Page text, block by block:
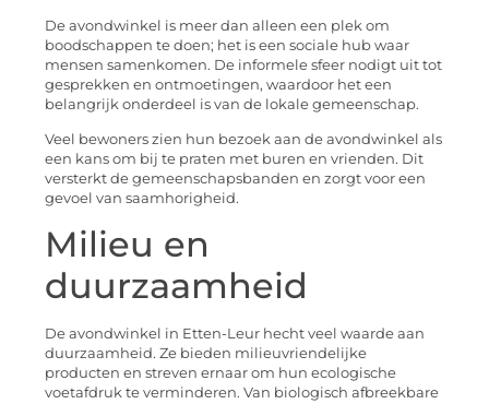
De avondwinkel is meer dan alleen een plek om
boodschappen te doen; het is een sociale hub waar
mensen samenkomen. De informele sfeer nodigt uit tot
gesprekken en ontmoetingen, waardoor het een
belangrijk onderdeel is van de lokale gemeenschap.
Veel bewoners zien hun bezoek aan de avondwinkel als
een kans om bij te praten met buren en vrienden. Dit
versterkt de gemeenschapsbanden en zorgt voor een
gevoel van saamhorigheid.
Milieu en
duurzaamheid
De avondwinkel in Etten-Leur hecht veel waarde aan
duurzaamheid. Ze bieden milieuvriendelijke
producten en streven ernaar om hun ecologische
voetafdruk te verminderen. Van biologisch afbreekbare